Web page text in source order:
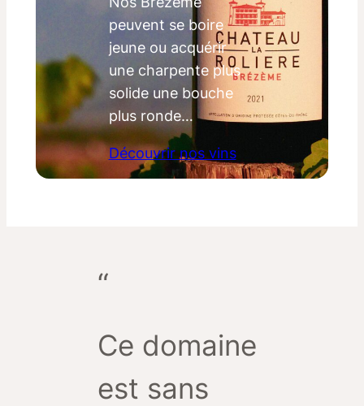
peuvent se boire
jeune ou acquérir
une charpente plus
solide une bouche
plus ronde…
Découvrir nos vins
Ce domaine
est sans